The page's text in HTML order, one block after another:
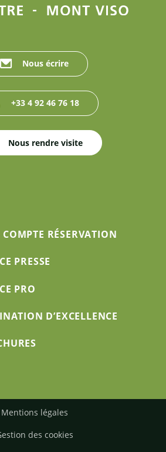
Nous écrire
+33 4 92 46 76 18
Nous rendre visite
RÉSERVATION
PRESSE
PRO
D’EXCELLENCE
Mentions légales
des cookies